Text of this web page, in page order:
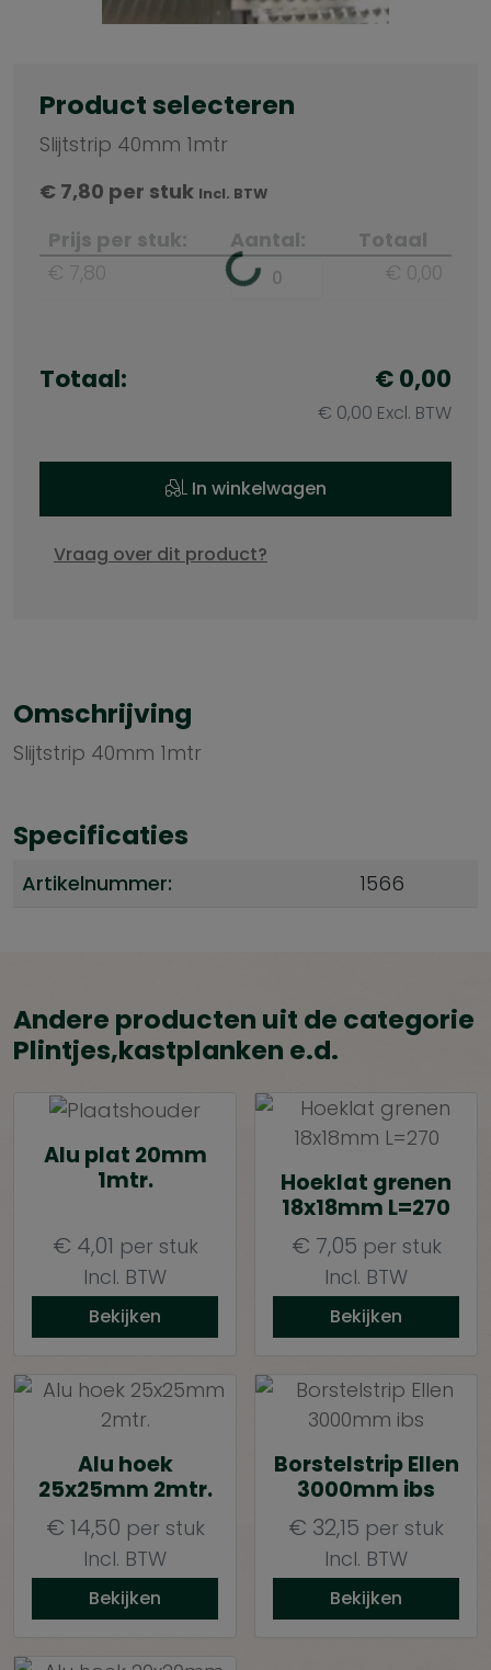
Product selecteren
Slijtstrip 40mm 1mtr
€ 7,80 per stuk Incl. BTW
Prijs per stuk: Aantal:
Totaal
€ 7,80
€ 0,00
Totaal: € 0,00
€ 0,00 Excl. BTW
In winkelwagen
Vraag over dit product?
Omschrijving
Slijtstrip 40mm 1mtr
Specificaties
Artikelnummer: 1566
Andere producten uit de categorie
Plintjes,kastplanken e.d.
Alu plat 20mm
1mtr.
€ 4,01 per stuk
Incl. BTW
Bekijken
Hoeklat grenen
18x18mm L=270
€ 7,05 per stuk
Incl. BTW
Bekijken
Alu hoek
25x25mm 2mtr.
€ 14,50 per stuk
Incl. BTW
Bekijken
Borstelstrip Ellen
3000mm ibs
€ 32,15 per stuk
Incl. BTW
Bekijken